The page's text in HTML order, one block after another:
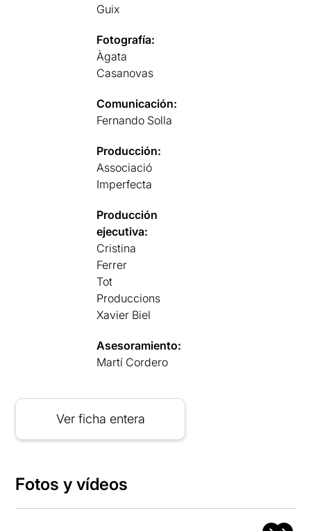
Guix
Fotografía:
Àgata
Casanovas
Comunicación:
Fernando Solla
Producción:
Associació
Imperfecta
Producción
ejecutiva:
Cristina
Ferrer
Tot
Produccions
Xavier Biel
Asesoramiento:
Martí Cordero
Ver ficha entera
Fotos y vídeos